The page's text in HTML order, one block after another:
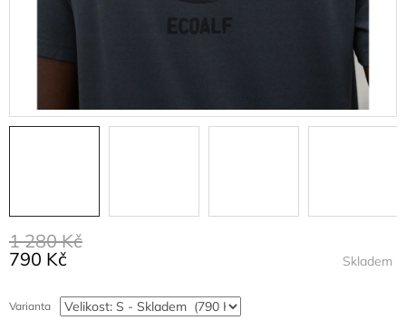
1 280 Kč
790 Kč
cena:
Skladem
Varianta